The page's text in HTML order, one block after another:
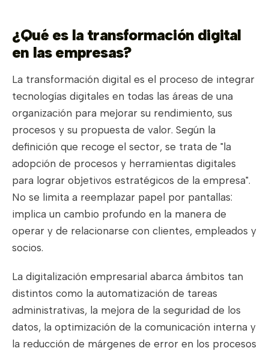
¿Qué es la transformación digital
en las empresas?
La transformación digital es el proceso de integrar
tecnologías digitales en todas las áreas de una
organización para mejorar su rendimiento, sus
procesos y su propuesta de valor. Según la
definición que recoge el sector, se trata de "la
adopción de procesos y herramientas digitales
para lograr objetivos estratégicos de la empresa".
No se limita a reemplazar papel por pantallas:
implica un cambio profundo en la manera de
operar y de relacionarse con clientes, empleados y
socios.
La digitalización empresarial abarca ámbitos tan
distintos como la automatización de tareas
administrativas, la mejora de la seguridad de los
datos, la optimización de la comunicación interna y
la reducción de márgenes de error en los procesos